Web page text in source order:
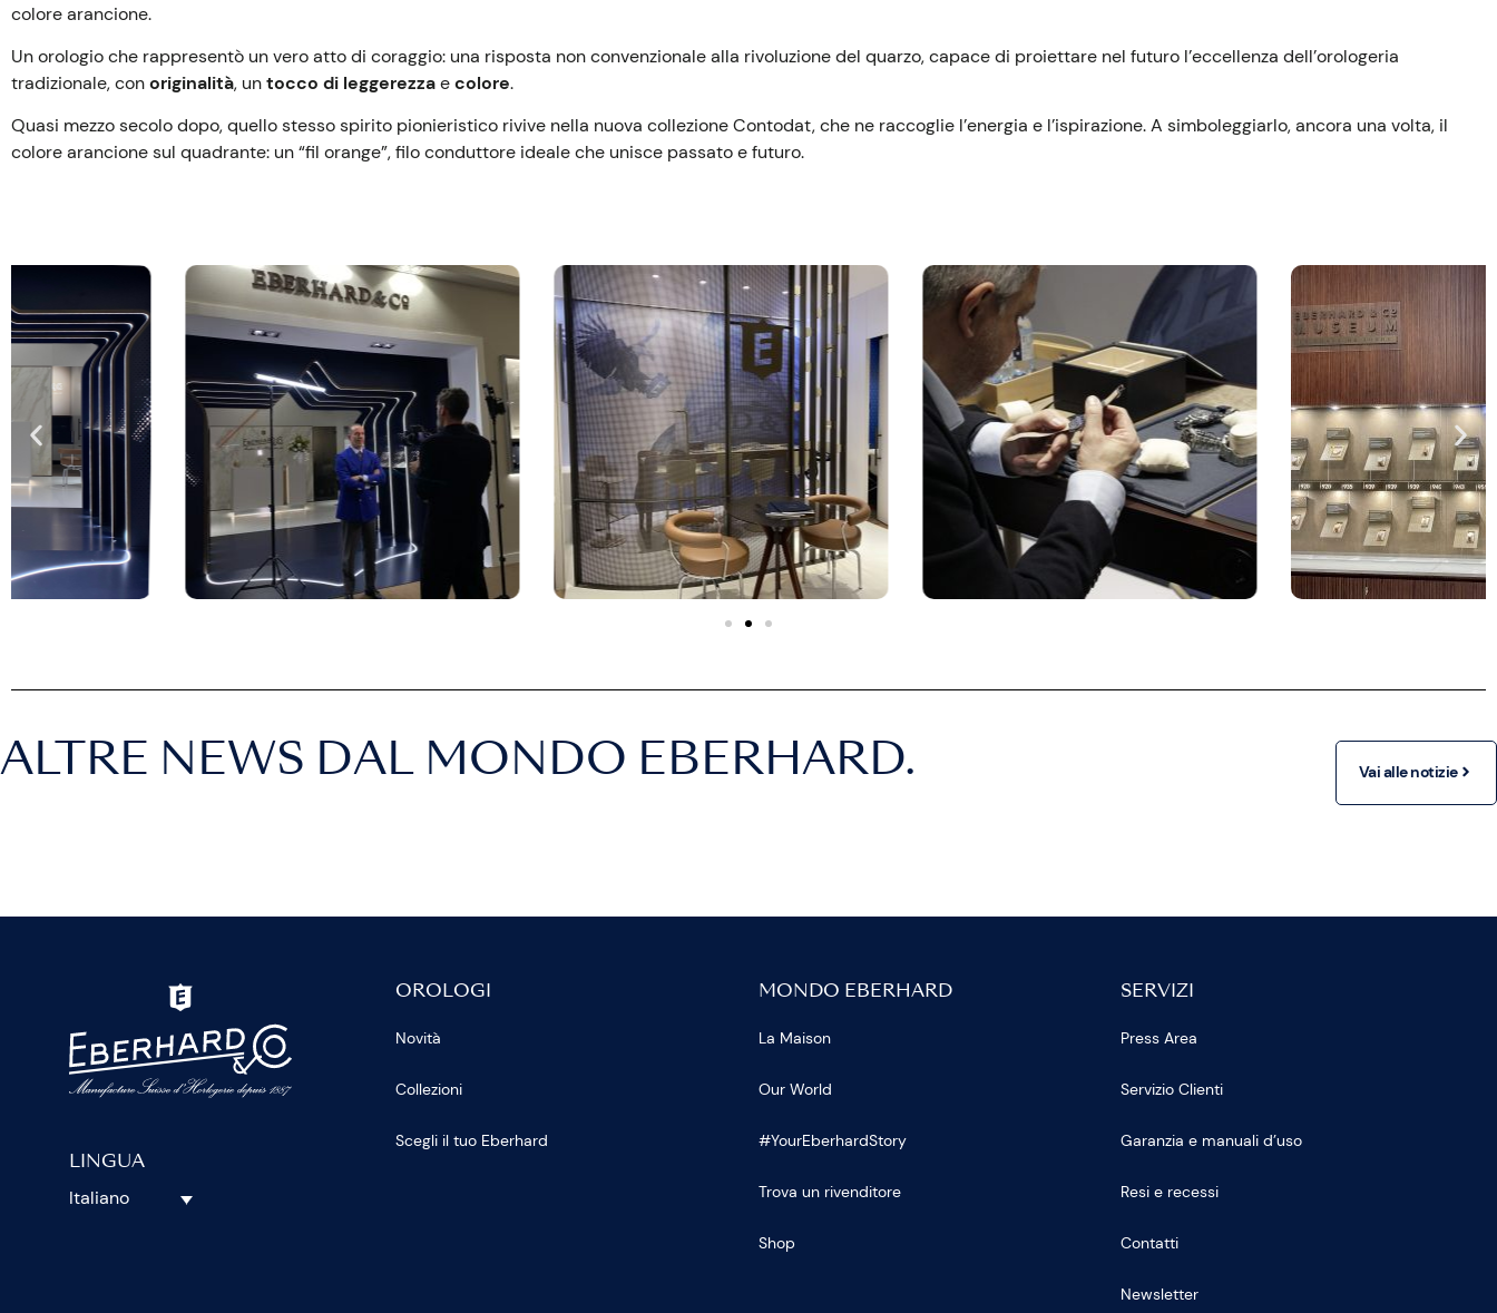
colore arancione.
Un orologio che rappresentò un vero atto di coraggio: una risposta non convenzionale alla rivoluzione del quarzo, capace di proiettare nel futuro l’eccellenza dell’orologeria
tradizionale, conoriginalità, untocco di leggerezzaecolore.
Quasi mezzo secolo dopo, quello stesso spirito pionieristico rivive nella nuova collezione Contodat, che ne raccoglie l’energia e l’ispirazione. A simboleggiarlo, ancora una volta, il
colore arancione sul quadrante: un “fil orange”, filo conduttore ideale che unisce passato e futuro.
ALTRE NEWS DAL MONDO EBERHARD. Vai alle notizie
LINGUA
Italiano
OROLOGI
Novità
Collezioni
Scegli il tuo Eberhard
MONDO EBERHARD
La Maison
Our World
#YourEberhardStory
Trova un rivenditore
Shop
SERVIZI
Press Area
Servizio Clienti
Garanzia e manuali d’uso
Resi e recessi
Contatti
Newsletter